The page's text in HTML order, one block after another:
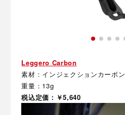
Leggero Carbon
素材：インジェクションカーボン
重量：13g
税込定価：￥5,640